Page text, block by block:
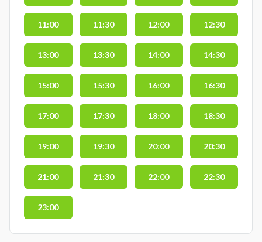
11:00 11:30 12:00 12:30
13:00 13:30 14:00 14:30
15:00 15:30 16:00 16:30
17:00 17:30 18:00 18:30
19:00 19:30 20:00 20:30
21:00 21:30 22:00 22:30
23:00